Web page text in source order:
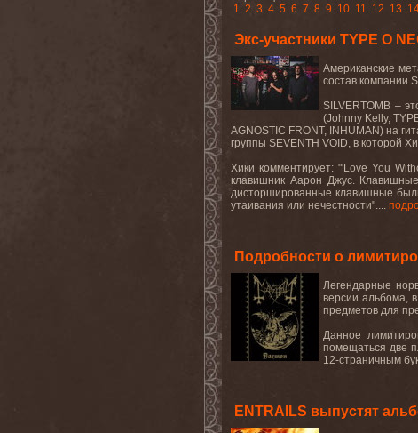
1 2 3 4 5 6 7 8 9 10 11 12 13
Экс-участники TYPE O
Американские
состав компании
SILVERTOMB –
(Johnny Kelly,
AGNOSTIC FRONT, INHUMAN) на
группы SEVENTH VOID, в которой
Хики комментирует: "'Love You
клавишник Аарон Джус.
дисторшированные клавишные
утаивания или нечестности"....
Подробности о
Легендарные
версии альбома,
предметов для
Данное
помещаться две
12-страничным
ENTRAILS выпустят